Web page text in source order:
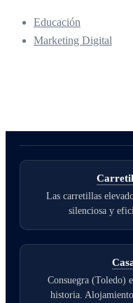
Educación
Marketing Digital
Las carretillas
silenciosa y
Consuegra (Toledo)
historia.